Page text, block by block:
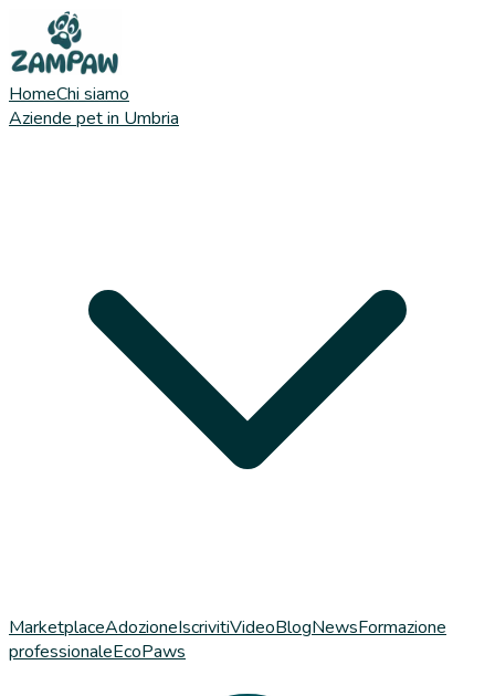
HomeChi siamo
Aziende pet in Umbria
MarketplaceAdozioneIscrivitiVideoBlogNewsFormazione
professionaleEcoPaws